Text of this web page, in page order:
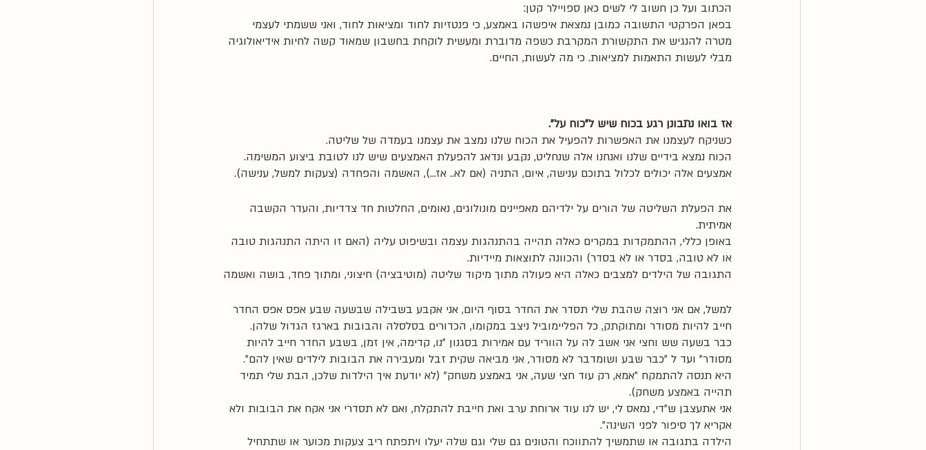
הכתוב ועל כן חשוב לי לשים כאן ספויילר קטן:
בפאן הפרקטי התשובה כמובן נמצאת איפשהו באמצע, כי פנטזיות לחוד ומציאות לחוד, ואני ששמתי לעצמי
מטרה להנגיש את התקשורת המקרבת כשפה מדוברת ומעשית לוקחת בחשבון שמאוד קשה לחיות אידיאולוגיה
מבלי לעשות התאמות למציאות. כי מה לעשות, החיים.
אז בואו נתבונן רגע בכוח שיש ל"כוח על".
כשניקח לעצמנו את האפשרות להפעיל את הכוח שלנו נמצב את עצמנו בעמדה של שליטה.
הכוח נמצא בידיים שלנו ואנחנו אלה שנחליט, נקבע ונדאג להפעלת האמצעים שיש לנו לטובת ביצוע המשימה.
אמצעים אלה יכולים לכלול בתוכם ענישה, איום, התניה (אם לא.. אז…), האשמה והפחדה (צעקות למשל, ענישה).
את הפעלת השליטה של הורים על ילדיהם מאפיינים מונולוגים, נאומים, החלטות חד צדדיות, והעדר הקשבה
אמיתית.
באופן כללי, ההתמקדות במקרים כאלה תהייה בהתנהגות עצמה ובשיפוט עליה (האם זו היתה התנהגות טובה
או לא טובה, בסדר או לא בסדר) והכוונה לתוצאות מיידיות.
התגובה של הילדים למצבים כאלה היא פעולה מתוך מיקוד שליטה (מוטיבציה) חיצוני, ומתוך פחד, בושה ואשמה
למשל, אם אני רוצה שהבת שלי תסדר את החדר בסוף היום, אני אקבע בשבילה שבשעה שבע אפס אפס החדר
חייב להיות מסודר ומתוקתק, כל הפליימוביל ניצב במקומו, הכדורים בסלסלה והבובות בארגז הגדול שלהן.
כבר בשעה שש וחצי אני אשב לה על הווריד עם אמירות בסגנון "נו, קדימה, אין זמן, בשבע החדר חייב להיות
מסודר" ועד ל "כבר שבע ושומדבר לא מסודר, אני מביאה שקית זבל ומעבירה את הבובות לילדים שאין להם".
היא תנסה להתמקח "אמא, רק עוד חצי שעה, אני באמצע משחק" (לא יודעת איך הילדות שלכן, הבת שלי תמיד
תהייה באמצע משחק).
אני אתעצבן ש"די, נמאס לי, יש לנו עוד ארוחת ערב ואת חייבת להתקלח, ואם לא תסדרי אני אקח את הבובות ולא
אקריא לך סיפור לפני השינה".
הילדה בתגובה או שתמשיך להתווכח והטונים גם שלי וגם שלה יעלו ויתפתח ריב צעקות מכוער או שתתחיל